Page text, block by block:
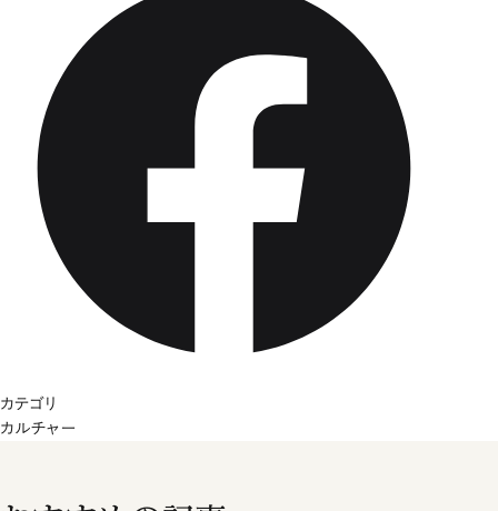
カテゴリ
カルチャー